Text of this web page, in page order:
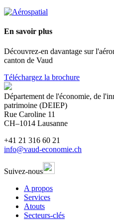
En savoir plus
Découvrez-en davantage sur
canton de Vaud
Téléchargez la brochure
Département de l'économie, de
patrimoine (DEIEP)
Rue Caroline 11
CH–1014 Lausanne
+41 21 316 60 21
info@vaud-economie.ch
Suivez-nous
A propos
Services
Atouts
Secteurs-clés